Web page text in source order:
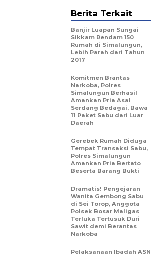
Berita Terkait
Banjir Luapan Sungai
Sikkam Rendam 150
Rumah di Simalungun,
Lebih Parah dari Tahun
2017
Komitmen Brantas
Narkoba, Polres
Simalungun Berhasil
Amankan Pria Asal
Serdang Bedagai, Bawa
11 Paket Sabu dari Luar
Daerah
Gerebek Rumah Diduga
Tempat Transaksi Sabu,
Polres Simalungun
Amankan Pria Bertato
Beserta Barang Bukti
Dramatis! Pengejaran
Wanita Gembong Sabu
di Sei Torop, Anggota
Polsek Bosar Maligas
Terluka Tertusuk Duri
Sawit demi Berantas
Narkoba
Pelaksanaan Ibadah ASN